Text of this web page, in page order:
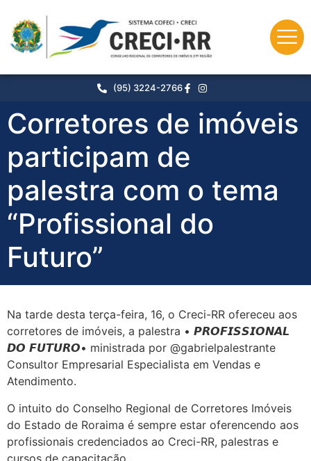
conteúdo
(95) 3224-2766
Corretores de imóveis
participam de
palestra com o tema
“Profissional do
Futuro”
Na tarde desta terça-feira, 16, o Creci-RR ofereceu aos
corretores de imóveis, a palestra • 𝙋𝙍𝙊𝙁𝙄𝙎𝙎𝙄𝙊𝙉𝘼𝙇
𝘿𝙊 𝙁𝙐𝙏𝙐𝙍𝙊• ministrada por @gabrielpalestrante
Consultor Empresarial Especialista em Vendas e
Atendimento.
O intuito do Conselho Regional de Corretores Imóveis
do Estado de Roraima é sempre estar oferencendo aos
profissionais credenciados ao Creci-RR, palestras e
cursos de capacitação .